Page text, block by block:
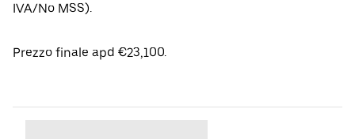
IVA/No MSS).
Prezzo finale apd €23,100.